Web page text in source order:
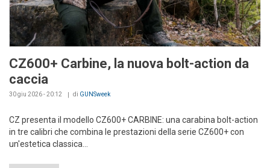
CZ600+ Carbine, la nuova bolt-action da
caccia
30 giu 2026 - 20:12 di GUNSweek
CZ presenta il modello CZ600+ CARBINE: una carabina bolt-action
in tre calibri che combina le prestazioni della serie CZ600+ con
un'estetica classica...